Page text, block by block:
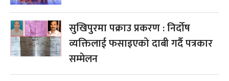
सुखिपुरमा पक्राउ प्रकरण : निर्दोष
व्यक्तिलाई फसाइएको दाबी गर्दै पत्रकार
सम्मेलन